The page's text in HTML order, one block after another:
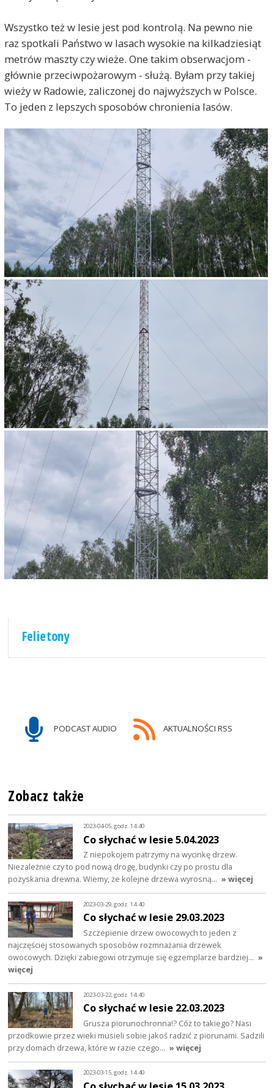
Wszystko też w lesie jest pod kontrolą. Na pewno nie
raz spotkali Państwo w lasach wysokie na kilkadziesiąt
metrów maszty czy wieże. One takim obserwacjom -
głównie przeciwpożarowym - służą. Byłam przy takiej
wieży w Radowie, zaliczonej do najwyższych w Polsce.
To jeden z lepszych sposobów chronienia lasów.
Felietony
PODCAST AUDIO AKTUALNOŚCI RSS
Zobacz także
2023-04-05, godz. 14:40
Co słychać w lesie 5.04.2023
Z niepokojem patrzymy na wycinkę drzew.
Niezależnie czy to pod nową drogę, budynki czy po prostu dla
pozyskania drewna. Wiemy, że kolejne drzewa wyrosną… » więcej
2023-03-29, godz. 14:40
Co słychać w lesie 29.03.2023
Szczepienie drzew owocowych to jeden z
najczęściej stosowanych sposobów rozmnażania drzewek
owocowych. Dzięki zabiegowi otrzymuje się egzemplarze bardziej… »
więcej
2023-03-22, godz. 14:40
Co słychać w lesie 22.03.2023
Grusza piorunochronna!? Cóż to takiego? Nasi
przodkowie przez wieki musieli sobie jakoś radzić z piorunami. Sadzili
przy domach drzewa, które w razie czego… » więcej
2023-03-15, godz. 14:40